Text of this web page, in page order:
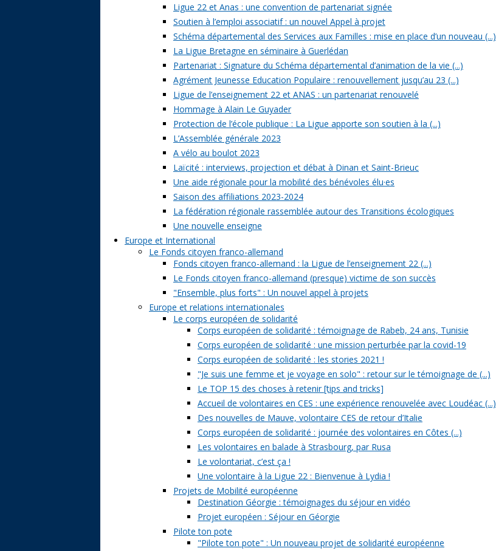
Ligue 22 et Anas : une convention de partenariat signée
Soutien à l’emploi associatif : un nouvel Appel à projet
Schéma départemental des Services aux Familles : mise en place d’un nouveau (...)
La Ligue Bretagne en séminaire à Guerlédan
Partenariat : Signature du Schéma départemental d’animation de la vie (...)
Agrément Jeunesse Education Populaire : renouvellement jusqu’au 23 (...)
Ligue de l’enseignement 22 et ANAS : un partenariat renouvelé
Hommage à Alain Le Guyader
Protection de l’école publique : La Ligue apporte son soutien à la (...)
L’Assemblée générale 2023
A vélo au boulot 2023
Laïcité : interviews, projection et débat à Dinan et Saint-Brieuc
Une aide régionale pour la mobilité des bénévoles élu·es
Saison des affiliations 2023-2024
La fédération régionale rassemblée autour des Transitions écologiques
Une nouvelle enseigne
Europe et International
Le Fonds citoyen franco-allemand
Fonds citoyen franco-allemand : la Ligue de l’enseignement 22 (...)
Le Fonds citoyen franco-allemand (presque) victime de son succès
"Ensemble, plus forts" : Un nouvel appel à projets
Europe et relations internationales
Le corps européen de solidarité
Corps européen de solidarité : témoignage de Rabeb, 24 ans, Tunisie
Corps européen de solidarité : une mission perturbée par la covid-19
Corps européen de solidarité : les stories 2021 !
"Je suis une femme et je voyage en solo" : retour sur le témoignage de (...)
Le TOP 15 des choses à retenir [tips and tricks]
Accueil de volontaires en CES : une expérience renouvelée avec Loudéac (...)
Des nouvelles de Mauve, volontaire CES de retour d’Italie
Corps européen de solidarité : journée des volontaires en Côtes (...)
Les volontaires en balade à Strasbourg, par Rusa
Le volontariat, c’est ça !
Une volontaire à la Ligue 22 : Bienvenue à Lydia !
Projets de Mobilité européenne
Destination Géorgie : témoignages du séjour en vidéo
Projet européen : Séjour en Géorgie
Pilote ton pote
"Pilote ton pote" : Un nouveau projet de solidarité européenne